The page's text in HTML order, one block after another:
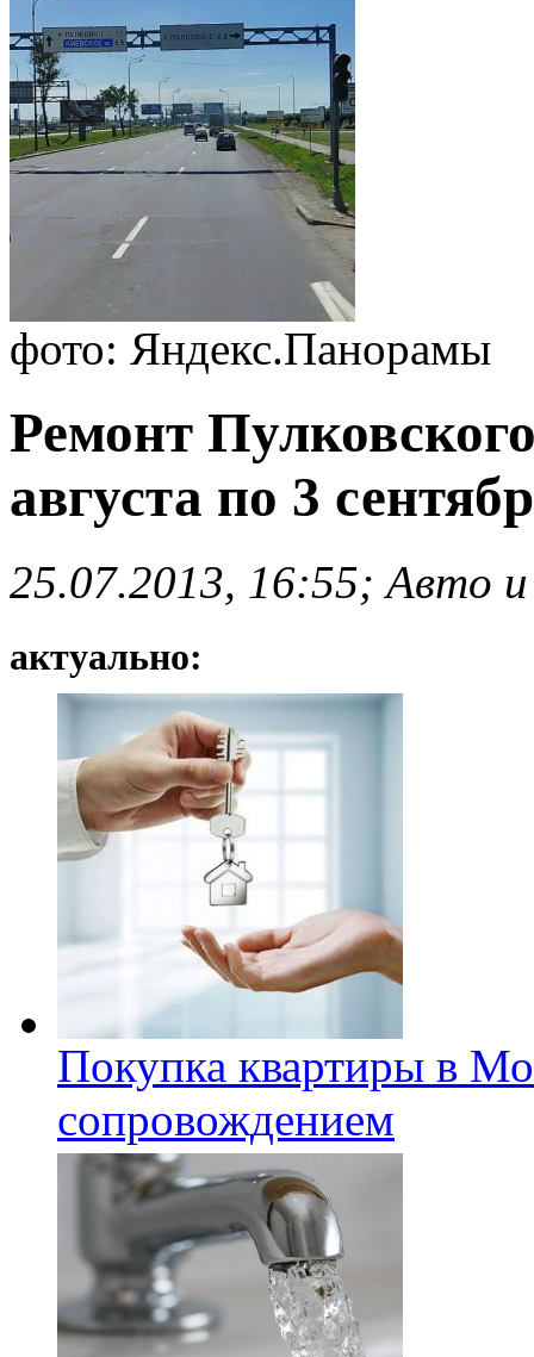
фото: Яндекс.Панорамы
Ремонт
августа по 3
25.07.2013, 16:55; Авто и
актуально:
Покупка квартиры в
сопровождением